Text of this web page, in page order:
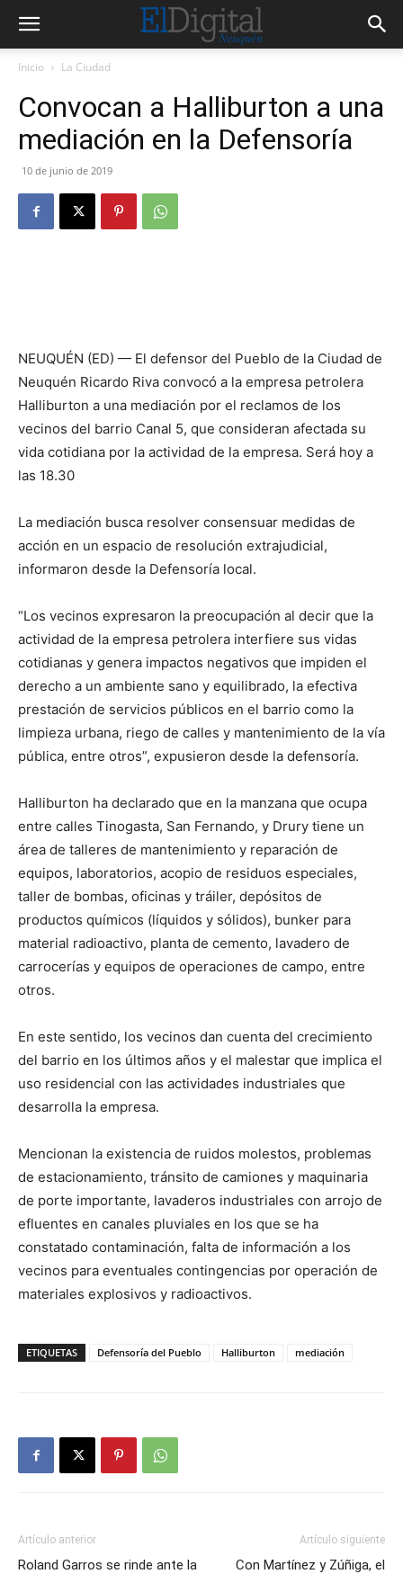
Inicio La Ciudad
Convocan a Halliburton a una
mediación en la Defensoría
10 de junio de 2019
NEUQUÉN (ED) — El defensor del Pueblo de la Ciudad de
Neuquén Ricardo Riva convocó a la empresa petrolera
Halliburton a una mediación por el reclamos de los
vecinos del barrio Canal 5, que consideran afectada su
vida cotidiana por la actividad de la empresa. Será hoy a
las 18.30
La mediación busca resolver consensuar medidas de
acción en un espacio de resolución extrajudicial,
informaron desde la Defensoría local.
“Los vecinos expresaron la preocupación al decir que la
actividad de la empresa petrolera interfiere sus vidas
cotidianas y genera impactos negativos que impiden el
derecho a un ambiente sano y equilibrado, la efectiva
prestación de servicios públicos en el barrio como la
limpieza urbana, riego de calles y mantenimiento de la vía
pública, entre otros”, expusieron desde la defensoría.
Halliburton ha declarado que en la manzana que ocupa
entre calles Tinogasta, San Fernando, y Drury tiene un
área de talleres de mantenimiento y reparación de
equipos, laboratorios, acopio de residuos especiales,
taller de bombas, oficinas y tráiler, depósitos de
productos químicos (líquidos y sólidos), bunker para
material radioactivo, planta de cemento, lavadero de
carrocerías y equipos de operaciones de campo, entre
otros.
En este sentido, los vecinos dan cuenta del crecimiento
del barrio en los últimos años y el malestar que implica el
uso residencial con las actividades industriales que
desarrolla la empresa.
Mencionan la existencia de ruidos molestos, problemas
de estacionamiento, tránsito de camiones y maquinaria
de porte importante, lavaderos industriales con arrojo de
efluentes en canales pluviales en los que se ha
constatado contaminación, falta de información a los
vecinos para eventuales contingencias por operación de
materiales explosivos y radioactivos.
ETIQUETAS Defensoría del Pueblo Halliburton mediación
Artículo anterior
Roland Garros se rinde ante la
Artículo siguiente
Con Martínez y Zúñiga, el